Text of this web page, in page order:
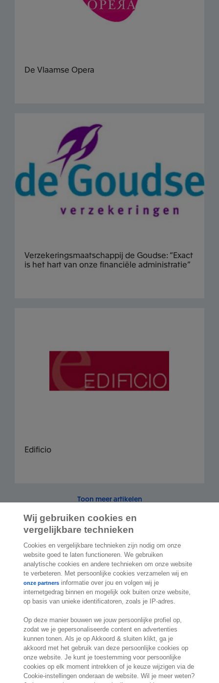
De Vlaamse Opera
Verzekeringsmaatschappij de Goudse: “Exact
is het hart van onze financiële administratie”
Edificio
Toon meer artikelen
2.000 specialistenstaan klaar om je te
helpen
Contact
Exact Belgium
Koningin Astridlaan 166
1780 Wemmel
België
Locatie
Wij gebruiken cookies en
vergelijkbare technieken
Cookies en vergelijkbare technieken zijn nodig om onze
website goed te laten functioneren. We gebruiken
analytische cookies en andere technieken om onze website
te verbeteren. Met persoonlijke cookies verzamelen wij en
onze partners informatie over jou en volgen wij je
internetgedrag binnen en mogelijk ook buiten onze website,
op basis van unieke identificatoren, zoals je IP-adres.
Op deze manier bouwen we jouw persoonlijke profiel op,
zodat we je gepersonaliseerde content en advertenties
kunnen tonen. Als je op Akkoord & sluiten klikt, ga je
akkoord met het gebruik van deze persoonlijke cookies op
onze website. Je kunt je toestemming voor persoonlijke
cookies op elk moment intrekken of je keuze wijzigen via de
Cookie-instellingen onderaan de website. Wil je meer weten?